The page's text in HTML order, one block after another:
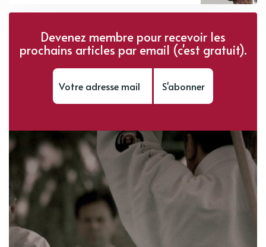
Devenez membre pour recevoir les
prochains articles par email (c'est gratuit).
S'abonner